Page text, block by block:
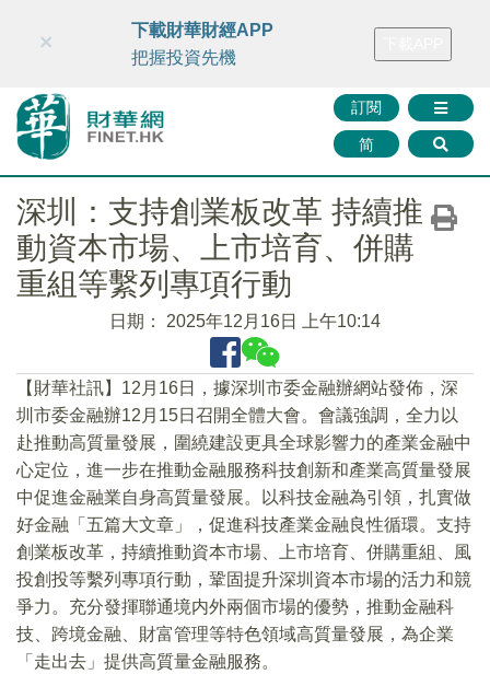
財華智庫網 FINTV FINMETA 財華證券 媒體矩陣
訂閱
简
×
下載財華財經APP
把握投資先機
深圳：支持創業板改革 持續推
動資本市場、上市培育、併購
重組等繫列專項行動
日期： 2025年12月16日 上午10:14
【財華社訊】12月16日，據深圳市委金融辦網站發佈，深
圳市委金融辦12月15日召開全體大會。會議強調，全力以
赴推動高質量發展，圍繞建設更具全球影響力的產業金融中
心定位，進一步在推動金融服務科技創新和產業高質量發展
中促進金融業自身高質量發展。以科技金融為引領，扎實做
好金融「五篇大文章」，促進科技產業金融良性循環。支持
創業板改革，持續推動資本市場、上市培育、併購重組、風
投創投等繫列專項行動，鞏固提升深圳資本市場的活力和競
爭力。充分發揮聯通境内外兩個市場的優勢，推動金融科
技、跨境金融、財富管理等特色領域高質量發展，為企業
「走出去」提供高質量金融服務。